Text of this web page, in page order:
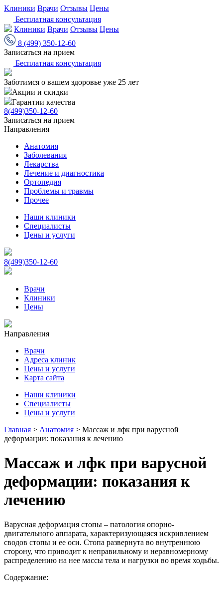
Клиники Врачи Отзывы Цены
Бесплатная консультация
Клиники Врачи Отзывы Цены
8 (499) 350-12-60
Записаться на прием
Бесплатная консультация
Заботимся о вашем здоровье уже 25 лет
Акции и скидки
Гарантии качества
8(499)350-12-60
Записаться на прием
Направления
Анатомия
Заболевания
Лекарства
Лечение и диагностика
Ортопедия
Проблемы и травмы
Прочее
Наши клиники
Специалисты
Цены и услуги
8(499)350-12-60
Врачи
Клиники
Цены
Направления
Врачи
Адреса клиник
Цены и услуги
Карта сайта
Наши клиники
Специалисты
Цены и услуги
Главная > Анатомия > Массаж и лфк при варусной
деформации: показания к лечению
Массаж и лфк при варусной
деформации: показания к
лечению
Варусная деформация стопы – патология опорно-
двигательного аппарата, характеризующаяся искривлением
сводов стопы и ее оси. Стопа развернута во внутреннюю
сторону, что приводит к неправильному и неравномерному
распределению на нее массы тела и нагрузки во время ходьбы.
Содержание: